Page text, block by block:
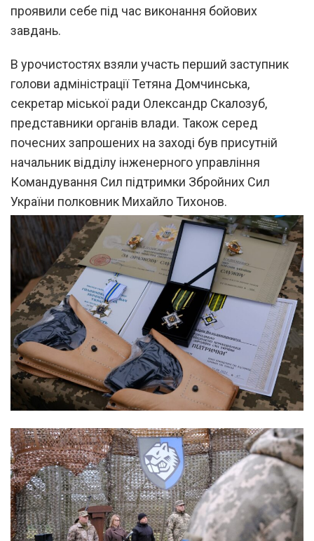
проявили себе під час виконання бойових
завдань.
В урочистостях взяли участь перший заступник
голови адміністрації Тетяна Домчинська,
секретар міської ради Олександр Скалозуб,
представники органів влади. Також серед
почесних запрошених на заході був присутній
начальник відділу інженерного управління
Командування Сил підтримки Збройних Сил
України полковник Михайло Тихонов.